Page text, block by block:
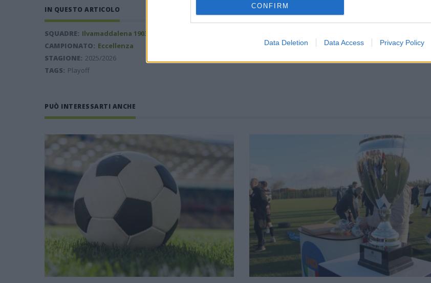
CONFIRM
Data Deletion Data Access Privacy Policy
IN QUESTO ARTICOLO
SQUADRE: Ilvamaddalena 1903
CAMPIONATO: Eccellenza
STAGIONE: 2025/2026
TAGS: Playoff
PUÒ INTERESSARTI ANCHE